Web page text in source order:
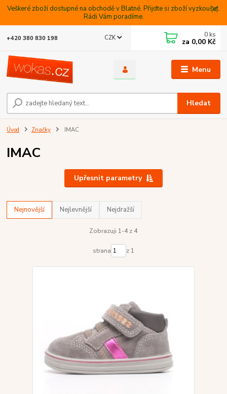
Veškeré zboží dostupné na obchodě v Blatné. Přijdte si zboží vyzkoušet.
Rádi Vám poradíme.
Menu
CZK
Hledat
+420 380 830 198 0 ks
za 0,00 Kč
Úvod Značky IMAC
IMAC
Upřesnit parametry
Nejnovější Nejlevnější Nejdražší
Zobrazuji 1-4 z 4
strana z 1